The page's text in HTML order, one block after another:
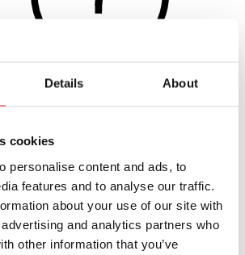
Details About
cookies
personalise content and ads, to
features and to analyse our traffic.
about your use of our site with
and analytics partners who
other information that you’ve
vopsele și garanții
garanției
un distribuitor
un contractant
BIM